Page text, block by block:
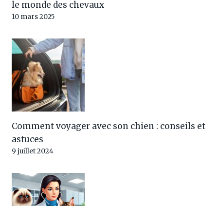
le monde des chevaux
10 mars 2025
Comment voyager avec son chien : conseils et
astuces
9 juillet 2024